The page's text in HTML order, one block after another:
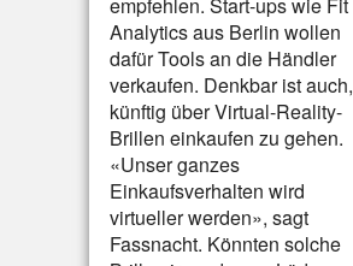
Analytics aus Berlin wollen
dafür Tools an die Händler
verkaufen. Denkbar ist auch,
künftig über Virtual-Reality-
Brillen einkaufen zu gehen.
«Unser ganzes
Einkaufsverhalten wird
virtueller werden», sagt
Fassnacht. Könnten solche